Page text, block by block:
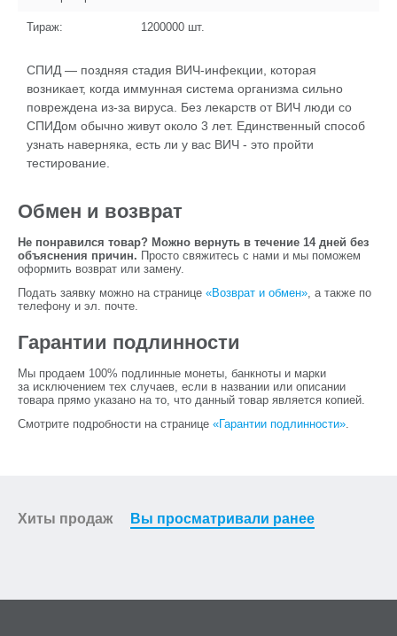
Тираж: 1200000 шт.
СПИД — поздняя стадия ВИЧ-инфекции, которая
возникает, когда иммунная система организма сильно
повреждена из-за вируса. Без лекарств от ВИЧ люди со
СПИДом обычно живут около 3 лет. Единственный способ
узнать наверняка, есть ли у вас ВИЧ - это пройти
тестирование.
Обмен и возврат
Не понравился товар? Можно вернуть в течение 14 дней без
объяснения причин. Просто свяжитесь с нами и мы поможем
оформить возврат или замену.
Подать заявку можно на странице «Возврат и обмен», а также по
телефону и эл. почте.
Гарантии подлинности
Мы продаем 100% подлинные монеты, банкноты и марки
за исключением тех случаев, если в названии или описании
товара прямо указано на то, что данный товар является копией.
Смотрите подробности на странице «Гарантии подлинности».
Хиты продаж Вы просматривали ранее